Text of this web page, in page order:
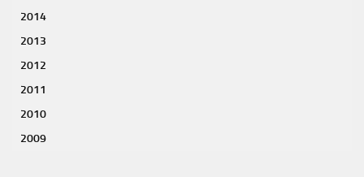
2014
2013
2012
2011
2010
2009